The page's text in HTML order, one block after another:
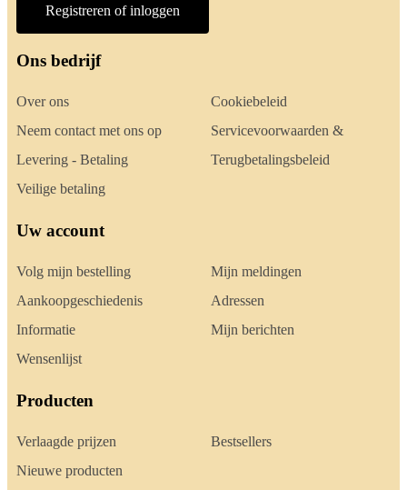
Registreren of inloggen
Ons bedrijf
Over ons
Neem contact met ons op
Levering - Betaling
Veilige betaling
Cookiebeleid
Servicevoorwaarden &
Terugbetalingsbeleid
Uw account
Volg mijn bestelling
Aankoopgeschiedenis
Informatie
Wensenlijst
Mijn meldingen
Adressen
Mijn berichten
Producten
Verlaagde prijzen
Nieuwe producten
Bestsellers